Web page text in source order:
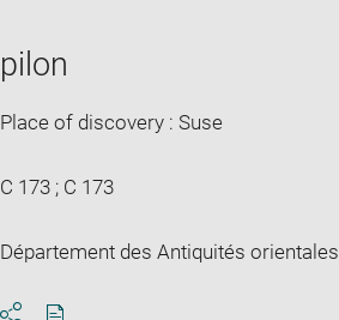
pilon
Place of discovery : Suse
C 173 ; C 173
Département des Antiquités orientales